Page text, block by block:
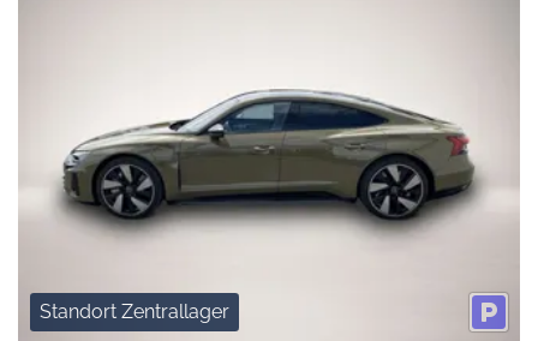
Standort Zentrallager